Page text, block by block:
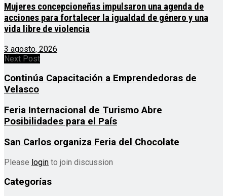
Mujeres concepcioneñas impulsaron una agenda de
acciones para fortalecer la igualdad de género y una
vida libre de violencia
3 agosto, 2026
Next Post
Continúa Capacitación a Emprendedoras de
Velasco
Feria Internacional de Turismo Abre
Posibilidades para el País
San Carlos organiza Feria del Chocolate
Please login to join discussion
Categorías